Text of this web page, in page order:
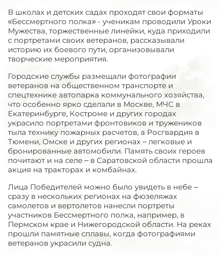
В школах и детских садах проходят свои форматы
«Бессмертного полка» - ученикам проводили Уроки
Мужества, торжественные линейки, куда приходили
с портретами своих ветеранов, рассказывали
историю их боевого пути, организовывали
творческие мероприятия.
Городские службы размещали фотографии
ветеранов на общественном транспорте и
спецтехнике автопарка коммунального хозяйства,
что особенно ярко сделали в Москве, МЧС в
Екатеринбурге, Костроме и других городах
украсило портретами фронтовиков и тружеников
тыла технику пожарных расчетов, а Росгвардия в
Тюмени, Омске и других регионах – легковые и
бронированные автомобили. Память своих героев
почитают и на селе – в Саратовской области прошла
акция на тракторах и комбайнах.
Лица Победителей можно было увидеть в небе –
сразу в нескольких регионах на фюзеляжах
самолетов и вертолетов нанесли портреты
участников Бессмертного полка, например, в
Пермском крае и Нижегородской области. На реках
прошли памятные сплавы, когда фотографиями
ветеранов украсили судна.